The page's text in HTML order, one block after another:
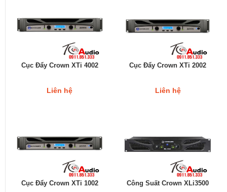
Cục Đẩy Crown XTi 4002
Liên hệ
Cục Đẩy Crown XTi 2002
Liên hệ
Cục Đẩy Crown XTi 1002 Công Suất Crown XLi3500